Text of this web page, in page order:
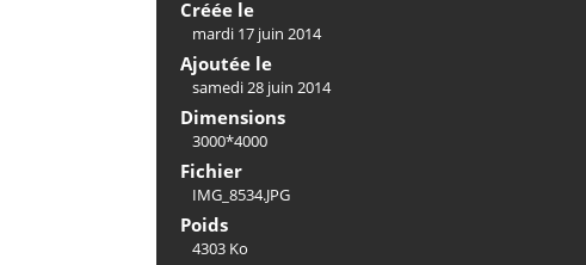
Créée le
mardi 17 juin 2014
Ajoutée le
samedi 28 juin 2014
Dimensions
3000*4000
Fichier
IMG_8534.JPG
Poids
4303 Ko